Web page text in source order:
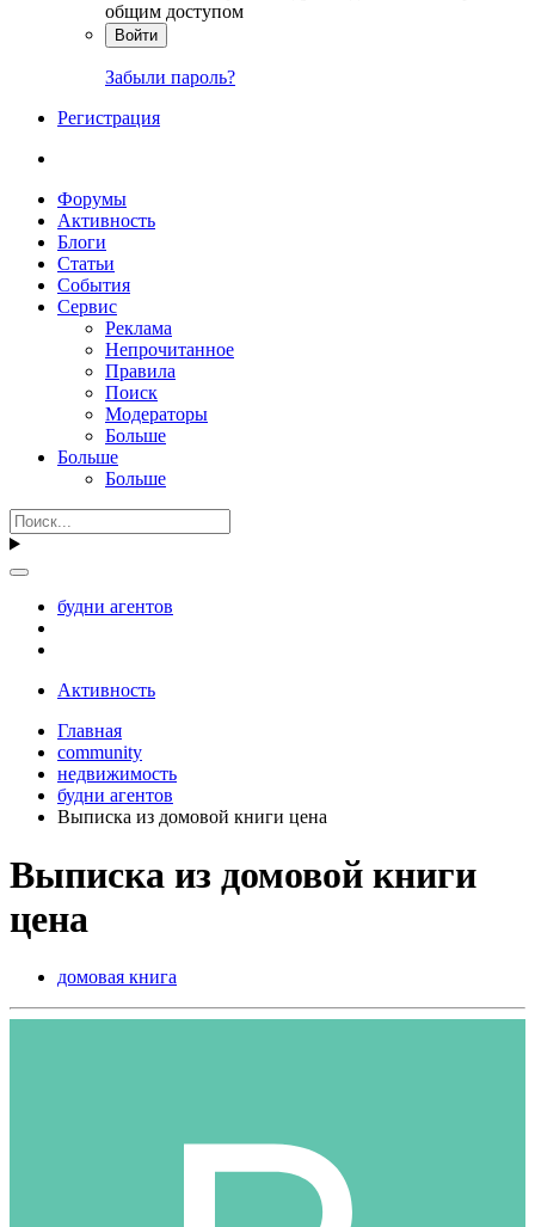
общим доступом
Войти
Забыли пароль?
Регистрация
Форумы
Активность
Блоги
Статьи
События
Сервис
Реклама
Непрочитанное
Правила
Поиск
Модераторы
Больше
Больше
Больше
будни агентов
Активность
Главная
community
недвижимость
будни агентов
Выписка из домовой книги цена
Выписка из домовой книги
цена
домовая книга